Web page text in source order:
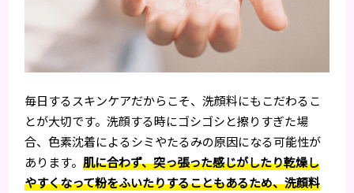
毎日するスキンケアだからこそ、洗顔料にもこだわるこ
とが大切です。洗顔する時にゴシゴシと擦りすぎた場
合、色素沈着によるシミやたるみの原因になる可能性が
あります。肌に合わず、突っ張った感じがしたり乾燥し
やすくなって粉をふいたりすることもあるため、洗顔料